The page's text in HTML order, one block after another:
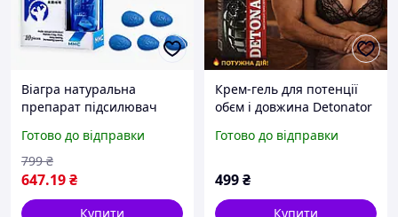
Віагра натуральна
препарат підсилювач
збудник таблетки для
ерекції лібідо підвищення
сили 5 шт сексу
Готово до відправки
647.19₴
799 ₴
Купити
Крем-гель для потенції
обєм і довжина Detonator
чутливості витривалості
75 мл
Готово до відправки
499₴
Купити